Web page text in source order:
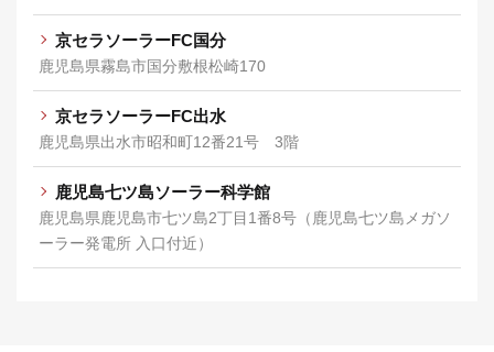
京セラソーラーFC国分
鹿児島県霧島市国分敷根松崎170
京セラソーラーFC出水
鹿児島県出水市昭和町12番21号 3階
鹿児島七ツ島ソーラー科学館
鹿児島県鹿児島市七ツ島2丁目1番8号（鹿児島七ツ島メガソ
ーラー発電所 入口付近）